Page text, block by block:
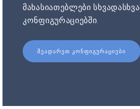
მახასიათებლები სხვადასხვა
კონფიგურაციებში.
ᲨᲔᲐᲓᲐᲠᲔᲗ ᲙᲝᲜᲤᲘᲒᲣᲠᲐᲪᲘᲔᲑᲘ